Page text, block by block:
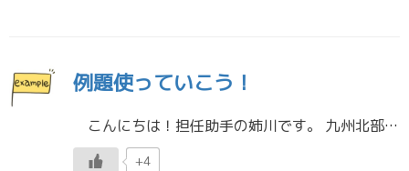
例題使っていこう！
こんにちは！担任助手の姉川です。 九州北部と四国の梅雨入りが発表されましたね。 熊本は日曜日から雨が続いており、私は外出しようとしてもなかなかやる気が出ず、出発が遅れるような日々が続いています...。 天気が悪いときは […]
+4